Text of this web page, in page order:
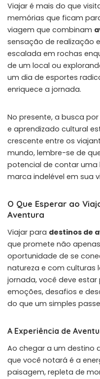
Viajar é mais do que
memórias que ficam
viagem que combinam
sensação de realização
escalada em rochas
de um local ou
um dia de esportes
enriquece a jornada.
No presente, a busca
e aprendizado cultural
crescente entre os
mundo, lembre-se de
potencial de contar uma
marca indelével em sua
O Que Esperar ao
Aventura
Viajar para destinos de
que promete não
oportunidade de se
natureza e com culturas
jornada, você deve
emoções, desafios e
do que um simples
A Experiência de
Ao chegar a um destino
que você notará é a
paisagem, repleta de